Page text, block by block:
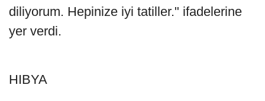
diliyorum. Hepinize iyi tatiller." ifadelerine
yer verdi.
HIBYA